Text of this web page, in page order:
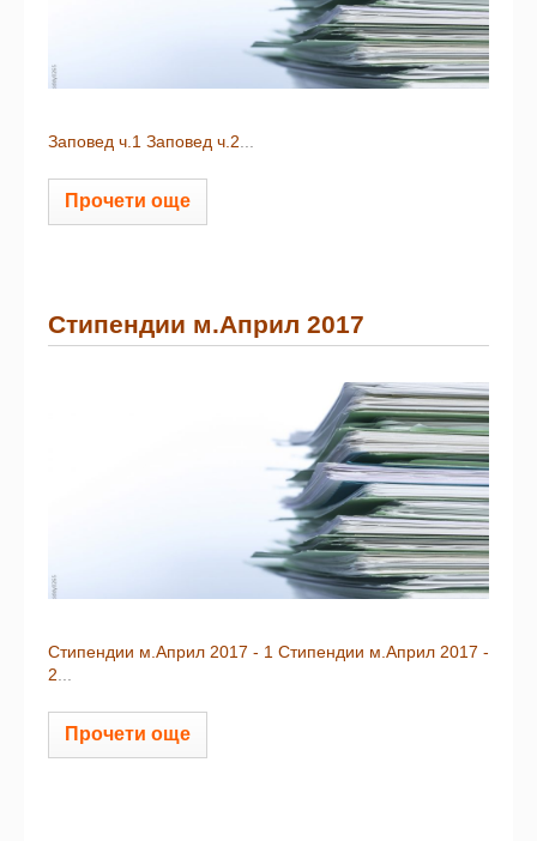
Заповед ч.1 Заповед ч.2...
Прочети още
Стипендии м.Април 2017
Стипендии м.Април 2017 - 1 Стипендии м.Април 2017 -
2...
Прочети още